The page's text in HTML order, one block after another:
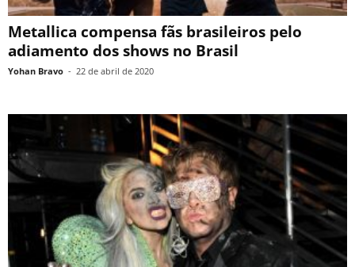
Metallica compensa fãs brasileiros pelo
adiamento dos shows no Brasil
Yohan Bravo - 22 de abril de 2020